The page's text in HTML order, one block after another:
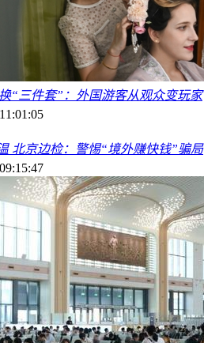
“三件套”：外国游客从观众变玩家
北京边检：警惕“境外赚快钱”骗局